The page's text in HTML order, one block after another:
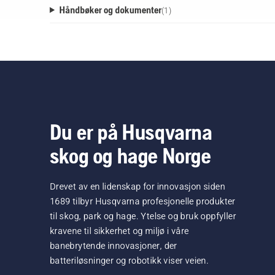
Håndbøker og dokumenter(1 )
Du er på Husqvarna
skog og hage Norge
Drevet av en lidenskap for innovasjon siden
1689 tilbyr Husqvarna profesjonelle produkter
til skog, park og hage. Ytelse og bruk oppfyller
kravene til sikkerhet og miljø i våre
banebrytende innovasjoner, der
batteriløsninger og robotikk viser veien.